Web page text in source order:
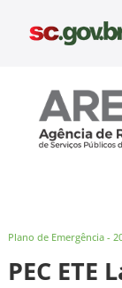
Plano de Emergência -
PEC ETE